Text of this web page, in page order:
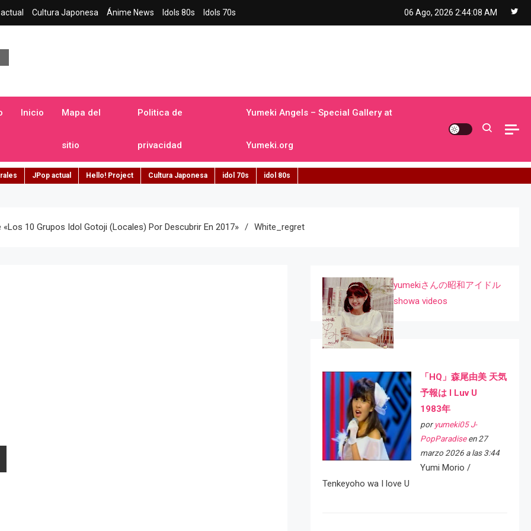
Cultura Japonesa Ánime News Idols 80s Idols 70s 06 Ago, 2026 2:44:09 AM
Inicio Mapa del
sitio
Politica de
privacidad
Yumeki Angels – Special Gallery at
Yumeki.org
JPop actual Hello! Project Cultura Japonesa idol 70s idol 80s
«los 10 Grupos Idol Gotoji (locales) Por Descubrir En 2017» White_regret
yumekiさんの昭和アイドル
showa videos
「HQ」森尾由美 天気
予報は I Luv U
1983年
por yumeki05 J-
PopParadiseen 27
marzo 2026 a las 3:44
Yumi Morio /
Tenkeyoho wa I love U